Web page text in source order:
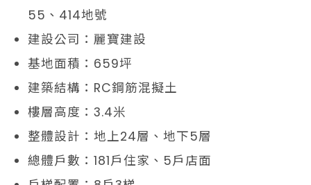
55、414地號
建設公司：麗寶建設
基地面積：659坪
建築結構：RC鋼筋混擬土
樓層高度：3.4米
整體設計：地上24層、地下5層
總體戶數：181戶住家、5戶店面